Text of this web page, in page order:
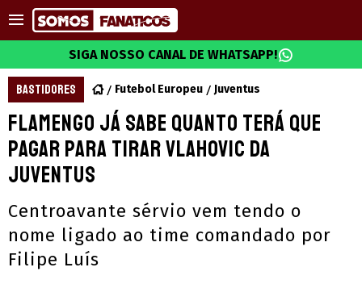
SIGA NOSSO CANAL DE WHATSAPP!
BASTIDORES Futebol Europeu Juventus
Flamengo já sabe quanto terá que
pagar para tirar Vlahovic da
Juventus
Centroavante sérvio vem tendo o
nome ligado ao time comandado por
Filipe Luís